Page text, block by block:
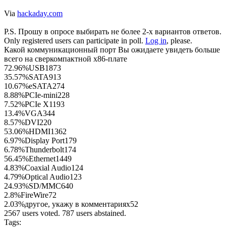
Via hackaday.com
P.S. Прошу в опросе выбирать не более 2-х вариантов ответов.
Only registered users can participate in poll. Log in, please.
Какой коммуникационный порт Вы ожидаете увидеть больше
всего на сверкомпактной x86-плате
72.96%USB1873
35.57%SATA913
10.67%eSATA274
8.88%PCIe-mini228
7.52%PCIe X1193
13.4%VGA344
8.57%DVI220
53.06%HDMI1362
6.97%Display Port179
6.78%Thunderbolt174
56.45%Ethernet1449
4.83%Coaxial Audio124
4.79%Optical Audio123
24.93%SD/MMC640
2.8%FireWire72
2.03%другое, укажу в комментариях52
2567 users voted. 787 users abstained.
Tags: